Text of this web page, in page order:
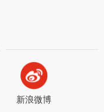
新浪微博